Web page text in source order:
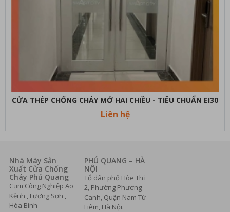
CỬA THÉP CHỐNG CHÁY MỞ HAI CHIỀU - TIÊU CHUẨN EI30
Liên hệ
Nhà Máy Sản
Xuất Cửa Chống
Cháy Phú Quang
Cụm Công Nghiệp Ao
Kềnh , Lương Sơn ,
Hòa Bình
PHÚ QUANG – HÀ
NỘI
Tổ dân phố Hòe Thị
2, Phường Phương
Canh, Quận Nam Từ
Liêm, Hà Nội.